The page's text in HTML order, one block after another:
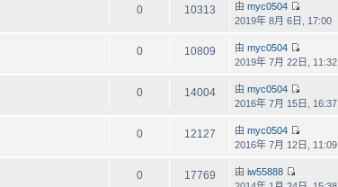
0 10313 由myc0504
2019年 8月 6日, 17:00
0 10809 由myc0504
2019年 7月 22日, 11:32
0 14004 由myc0504
2016年 7月 15日, 16:37
0 12127 由myc0504
2016年 7月 12日, 11:09
0 17769 由iw55888